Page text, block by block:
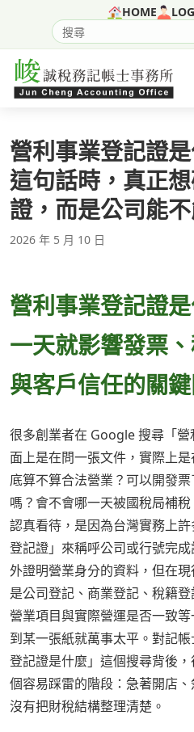
HOME
搜尋網站內容
營利事業登記證
這句話時，真正
證，而是公司能
2026 年 5 月 10 日
營利事業登記證
一天就影響發票
與客戶信任的關
很多創業者在 Google 搜尋「
面上是在問一張文件，實際上
底算不算合法營業？可以開發
嗎？會不會哪一天被國稅局補
認真看待，是因為台灣實務上
登記證」來稱呼公司或行號完
外證明營業身分的資料，但在
是公司登記、商業登記、稅籍
營業項目與實際營運是否一致
到某一張紙就萬事太平。對記
登記證是什麼」這個搜尋背後
個容易踩雷的階段：急著開店
沒有把財稅結構整理清楚。